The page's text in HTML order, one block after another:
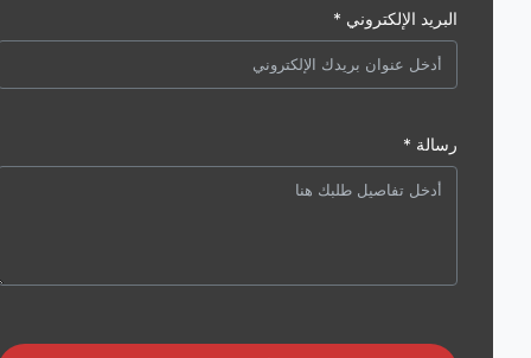
البريد الإلكتروني *
رسالة *